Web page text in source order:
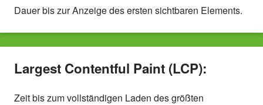
Dauer bis zur Anzeige des ersten sichtbaren Elements.
Largest Contentful Paint (LCP):
Zeit bis zum vollständigen Laden des größten